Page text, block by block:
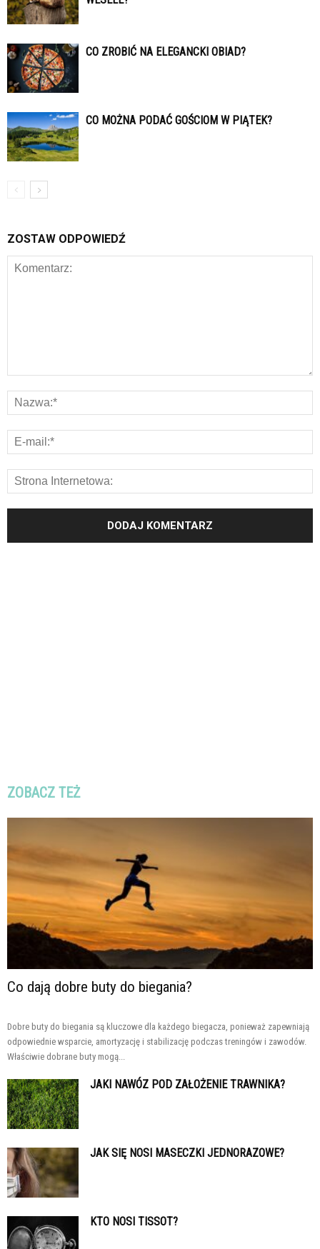
CO ZROBIĆ NA ELEGANCKI OBIAD?
CO MOŻNA PODAĆ GOŚCIOM W PIĄTEK?
ZOSTAW ODPOWIEDŹ
ZOBACZ TEŻ
Co dają dobre buty do biegania?
Dobre buty do biegania są kluczowe dla każdego biegacza, ponieważ zapewniają
odpowiednie wsparcie, amortyzację i stabilizację podczas treningów i zawodów.
Właściwie dobrane buty mogą...
JAKI NAWÓZ POD ZAŁOŻENIE TRAWNIKA?
JAK SIĘ NOSI MASECZKI JEDNORAZOWE?
KTO NOSI TISSOT?